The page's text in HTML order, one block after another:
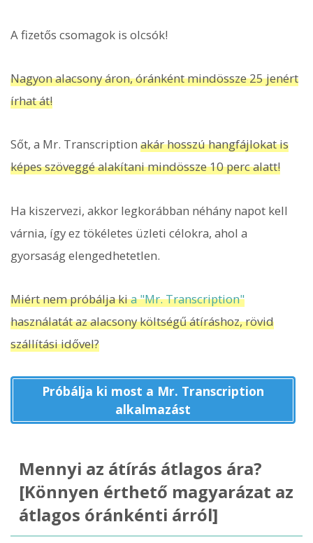
A fizetős csomagok is olcsók!
Nagyon alacsony áron, óránként mindössze 25 jenért
írhat át!
Sőt, a Mr. Transcription akár hosszú hangfájlokat is
képes szöveggé alakítani mindössze 10 perc alatt!
Ha kiszervezi, akkor legkorábban néhány napot kell
várnia, így ez tökéletes üzleti célokra, ahol a
gyorsaság elengedhetetlen.
Miért nem próbálja kia "Mr. Transcription"
használatát az alacsony költségű átíráshoz, rövid
szállítási idővel?
Próbálja ki most a Mr. Transcription
alkalmazást
Mennyi az átírás átlagos ára?
[Könnyen érthető magyarázat az
átlagos óránkénti árról]